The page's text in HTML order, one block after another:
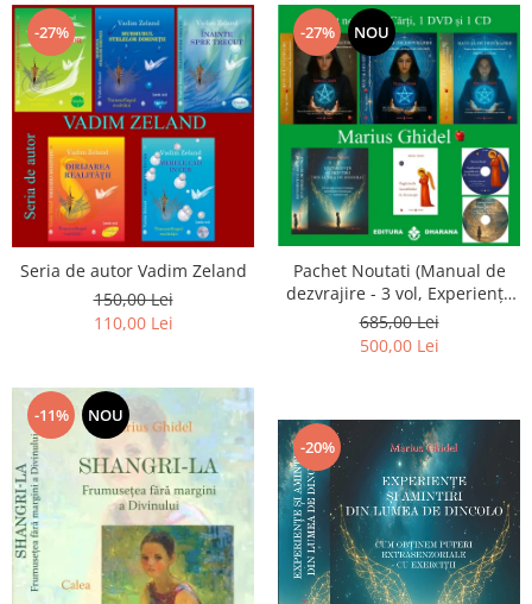
-27%
Seria de autor Vadim Zeland
150,00 Lei
110,00 Lei
-27% NOU
Pachet Noutati (Manual de
dezvrajire - 3 vol, Experiențe
și amintiri, Rugăciunile
Luceafarului de dimineata) -
Marius Ghidel
685,00 Lei
500,00 Lei
-11% NOU
-20%